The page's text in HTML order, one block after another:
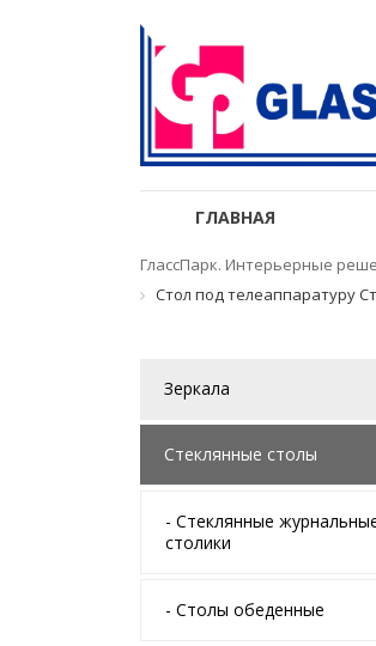
ГЛАВНАЯ
ГлассПарк. Интерьерные
Стол под телеаппаратуру
Зеркала
Стеклянные столы
- Стеклянные
столики
- Столы обеденные